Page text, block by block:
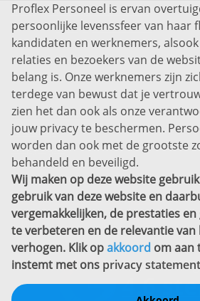
Info@proflexpersoneel.nl
Bel ons:+31 (0)85 0450040
Prins Willem-Alexanderlaan 301
7311 SW Apeldoorn
Disclaimer
Privacyverklaring
Sitemap
Copyright
Bekijk ook eens
Proflex Personeel is ervan
persoonlijke levenssfeer van haar
kandidaten en werknemers,
relaties en bezoekers van de
belang is. Onze werknemers zijn
terdege van bewust dat je
zien het dan ook als onze
jouw privacy te beschermen.
worden dan ook met de grootste
behandeld en beveiligd.
Wij maken op deze website
gebruik van deze website en
vergemakkelijken, de prestaties
te verbeteren en de relevantie
verhogen. Klik opakkoord om aan
instemt met ons privacy statement